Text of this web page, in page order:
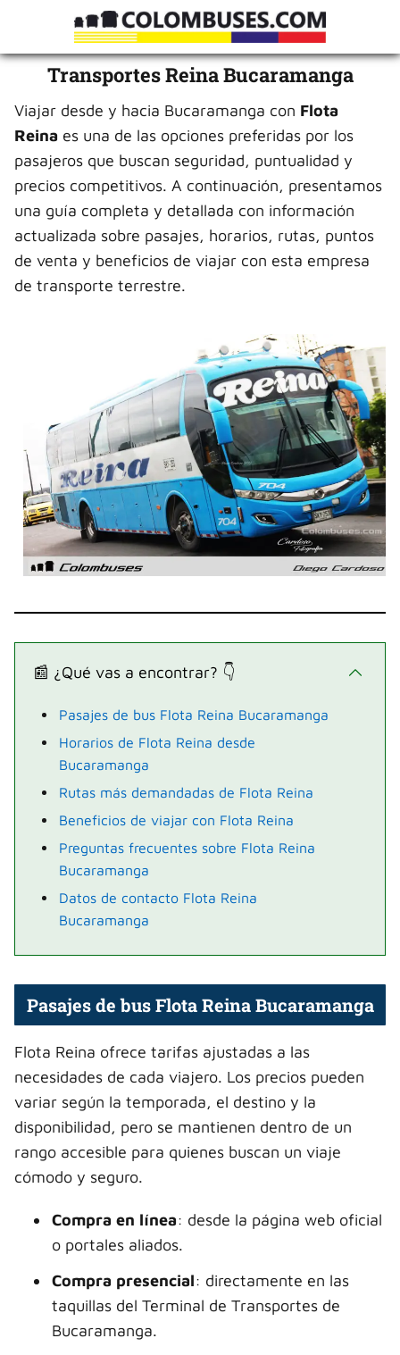
Transportes Reina Bucaramanga
Viajar desde y hacia Bucaramanga con Flota
Reina es una de las opciones preferidas por los
pasajeros que buscan seguridad, puntualidad y
precios competitivos. A continuación, presentamos
una guía completa y detallada con información
actualizada sobre pasajes, horarios, rutas, puntos
de venta y beneficios de viajar con esta empresa
de transporte terrestre.
📰 ¿Qué vas a encontrar? 👇
Pasajes de bus Flota Reina Bucaramanga
Horarios de Flota Reina desde
Bucaramanga
Rutas más demandadas de Flota Reina
Beneficios de viajar con Flota Reina
Preguntas frecuentes sobre Flota Reina
Bucaramanga
Datos de contacto Flota Reina
Bucaramanga
Pasajes de bus Flota Reina Bucaramanga
Flota Reina ofrece tarifas ajustadas a las
necesidades de cada viajero. Los precios pueden
variar según la temporada, el destino y la
disponibilidad, pero se mantienen dentro de un
rango accesible para quienes buscan un viaje
cómodo y seguro.
Compra en línea: desde la página web oficial
o portales aliados.
Compra presencial: directamente en las
taquillas del Terminal de Transportes de
Bucaramanga.